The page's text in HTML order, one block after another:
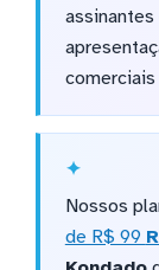
Nossos
de R$ 99